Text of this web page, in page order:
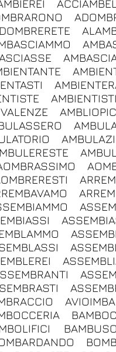
AMBIENTISTI